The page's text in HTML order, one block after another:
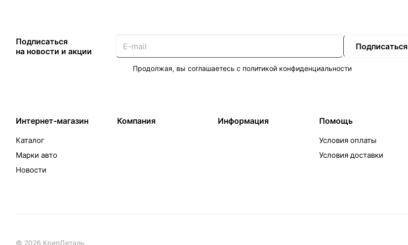
Подписаться
на новости и акции
Подписаться
Продолжая, вы соглашаетесь с политикой конфиденциальности
Интернет-магазин
Каталог
Марки авто
Новости
Компания Информация Помощь
Условия оплаты
Условия доставки
© 2026 КрепДеталь